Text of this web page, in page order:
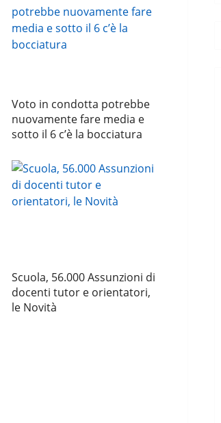
Voto in condotta potrebbe
nuovamente fare media e
sotto il 6 c’è la bocciatura
Scuola, 56.000 Assunzioni di
docenti tutor e orientatori,
le Novità